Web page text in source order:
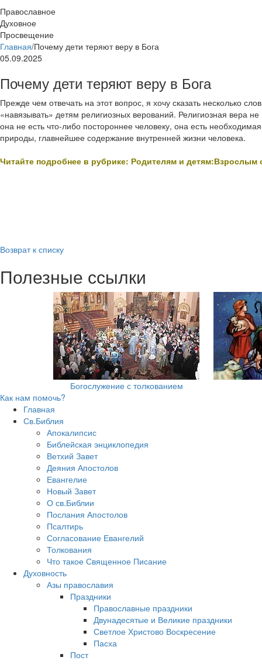
Православное
Духовное
Просвещение
Главная/Почему дети теряют веру в Бога
05.09.2025
Почему дети теряют веру в Бога
Прежде чем отвечать на этот вопрос, я хочу сказать несколько
«навязывать» детям религиозных верований. Религиозная вера
она не есть что-либо постороннее человеку, она есть
природы, главнейшее содержание внутренней жизни человека.
Читайте подробнее в рубрике: Родителям и детям:Взрослым
Возврат к списку
Полезные ссылки
Богослужение с толкованием
Как нам помочь?
Главная
Св.Библия
Апокалипсис
Библейская энциклопедия
Ветхий Завет
Деяния Апостолов
Евангелие
Новый Завет
О св.Библии
Послания Апостолов
Псалтирь
Согласование Евангелий
Толкования
Что такое Священное Писание
Духовность
Азы православия
Праздники
Православные праздники
Двунадесятые и Великие праздники
Светлое Христово Воскресение
Пасха
Пост